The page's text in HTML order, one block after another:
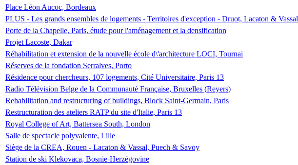
Place Léon Aucoc, Bordeaux
PLUS - Les grands ensembles de logements - Territoires d'exception - Druot, Lacaton & Vassal
Porte de la Chapelle, Paris, étude pour l'aménagement et la densification
Projet Lacoste, Dakar
Réhabilitation et extension de la nouvelle école d\'architecture LOCI, Tournai
Réserves de la fondation Serralves, Porto
Résidence pour chercheurs, 107 logements, Cité Universitaire, Paris 13
Radio Télévision Belge de la Communauté Française, Bruxelles (Reyers)
Rehabilitation and restructuring of buildings, Block Saint-Germain, Paris
Restructuration des ateliers RATP du site d'Italie, Paris 13
Royal College of Art, Battersea South, London
Salle de spectacle polyvalente, Lille
Siège de la CREA, Rouen - Lacaton & Vassal, Puech & Savoy
Station de ski Klekovaca, Bosnie-Herzégovine